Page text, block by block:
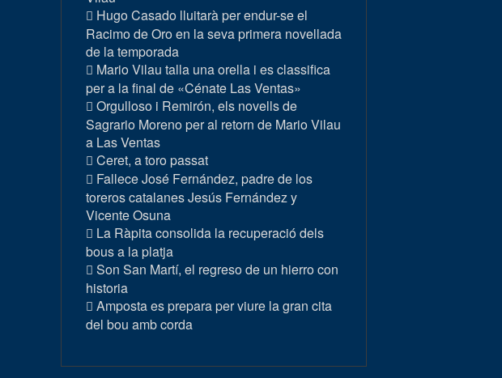
Hugo Casado lluitarà per endur-se el
Racimo de Oro en la seva primera novellada
de la temporada
Mario Vilau talla una orella i es classifica
per a la final de «Cénate Las Ventas»
Orgulloso i Remirón, els novells de
Sagrario Moreno per al retorn de Mario Vilau
a Las Ventas
Ceret, a toro passat
Fallece José Fernández, padre de los
toreros catalanes Jesús Fernández y
Vicente Osuna
La Ràpita consolida la recuperació dels
bous a la platja
Son San Martí, el regreso de un hierro con
historia
Amposta es prepara per viure la gran cita
del bou amb corda